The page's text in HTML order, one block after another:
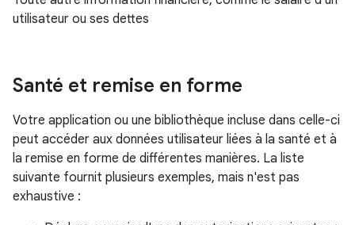
utilisateur ou ses dettes
Santé et remise en forme
Votre application ou une bibliothèque incluse dans celle-ci
peut accéder aux données utilisateur liées à la santé et à
la remise en forme de différentes manières. La liste
suivante fournit plusieurs exemples, mais n'est pas
exhaustive :